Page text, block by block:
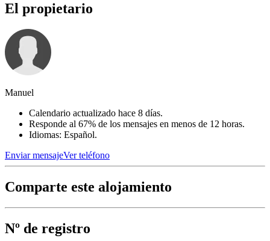
El propietario
Manuel
Calendario actualizado hace 8 días.
Responde al 67% de los mensajes en menos de 12 horas.
Idiomas: Español.
Enviar mensajeVer teléfono
Comparte este alojamiento
Nº de registro